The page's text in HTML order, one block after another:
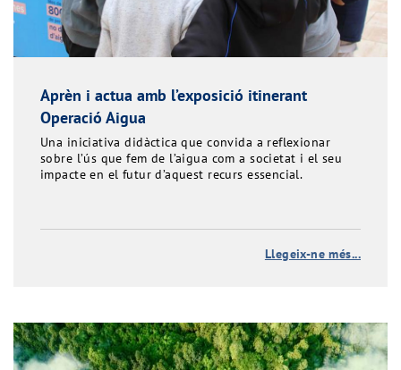
Aprèn i actua amb l’exposició itinerant
Operació Aigua
Una iniciativa didàctica que convida a reflexionar
sobre l’ús que fem de l’aigua com a societat i el seu
impacte en el futur d’aquest recurs essencial.
Llegeix-ne més...